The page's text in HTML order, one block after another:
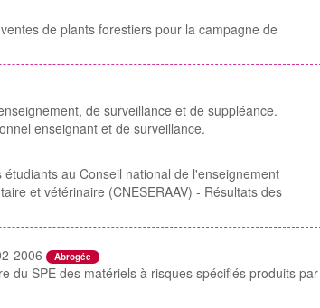
de plants forestiers pour la campagne de
de surveillance et de suppléance.
enseignant et de surveillance.
au Conseil national de l'enseignement
et vétérinaire (CNESERAAV) - Résultats des
2006 Abrogée
du SPE des matériels à risques spécifiés produits par